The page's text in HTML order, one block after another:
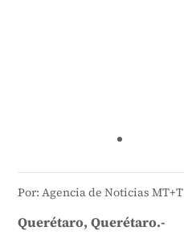
Por: Agencia de Noticias MT+T
Querétaro, Querétaro.-